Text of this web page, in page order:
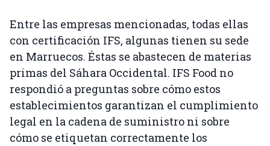
Entre las empresas mencionadas, todas ellas
con certificación IFS, algunas tienen su sede
en Marruecos. Éstas se abastecen de materias
primas del Sáhara Occidental. IFS Food no
respondió a preguntas sobre cómo estos
establecimientos garantizan el cumplimiento
legal en la cadena de suministro ni sobre
cómo se etiquetan correctamente los